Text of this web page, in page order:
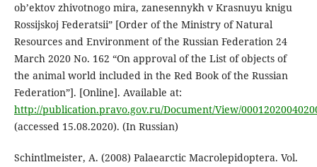
ob’ektov zhivotnogo mira, zanesennykh v Krasnuyu knigu
Rossijskoj Federatsii” [Order of the Ministry of Natural
Resources and Environment of the Russian Federation 24
March 2020 No. 162 “On approval of the List of objects of
the animal world included in the Red Book of the Russian
Federation”]. [Online]. Available at:
http://publication.pravo.gov.ru/Document/View/
(accessed 15.08.2020). (In Russian)
Schintlmeister, A. (2008) Palaearctic Macrolepidoptera. Vol.